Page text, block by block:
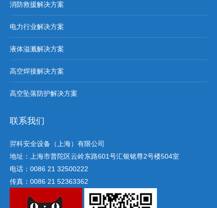
消防救援解决方案
电力行业解决方案
液体溢溅解决方案
高空焊接解决方案
高空坠落防护解决方案
联系我们
羿科安全设备（上海）有限公司
地址：上海市普陀区云岭东路601号汇银铭尊2号楼504室
电话：0086 21 32500222
传真：0086 21 52363362